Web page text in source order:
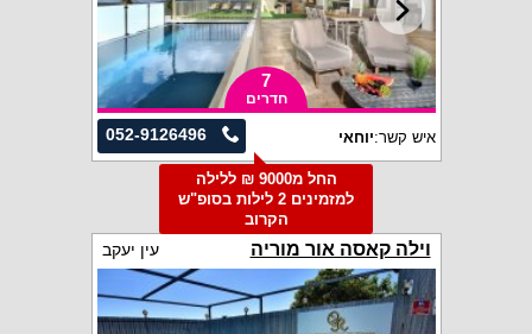
7
חדרים
052-9126496 איש קשר:יוחאי
החל מ9000 ₪ ללילה
למזמינים 2 לילות בסופ"ש
הקרוב
וילה קאסה אור מוריה עין יעקב